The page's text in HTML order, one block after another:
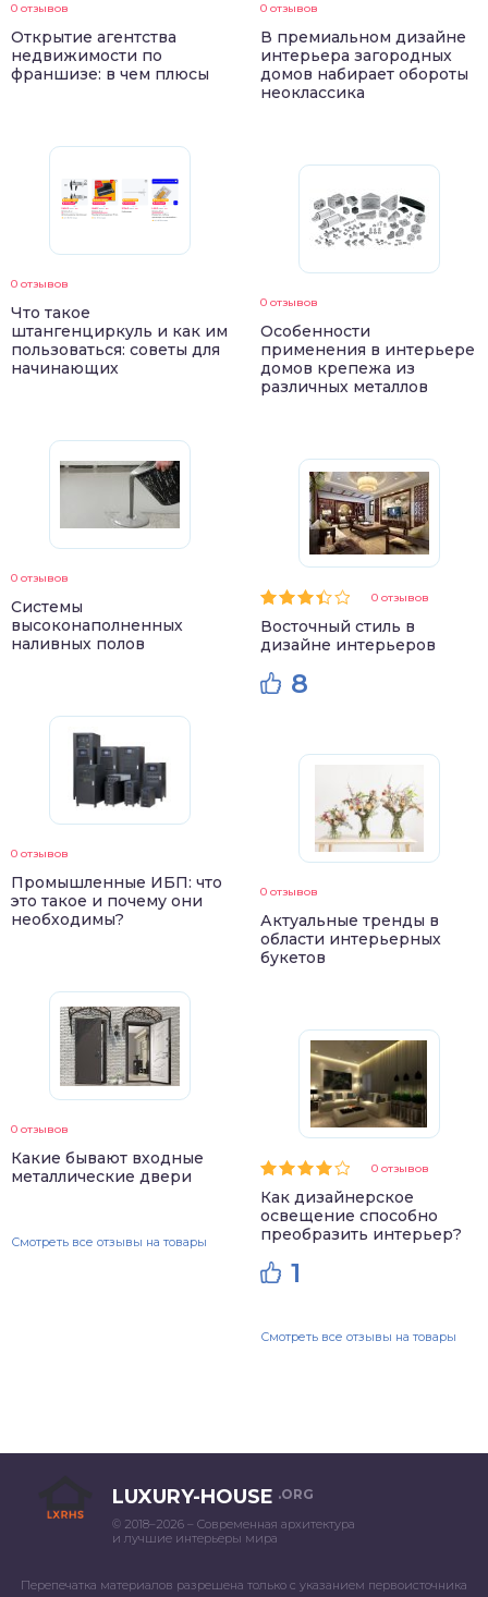
0 отзывов
Открытие агентства
недвижимости по
франшизе: в чем плюсы
0 отзывов
Что такое
штангенциркуль и как им
пользоваться: советы для
начинающих
0 отзывов
Системы
высоконаполненных
наливных полов
0 отзывов
Промышленные ИБП: что
это такое и почему они
необходимы?
0 отзывов
Какие бывают входные
металлические двери
Смотреть все отзывы на товары
0 отзывов
В премиальном дизайне
интерьера загородных
домов набирает обороты
неоклассика
0 отзывов
Особенности
применения в интерьере
домов крепежа из
различных металлов
0 отзывов
Восточный стиль в
дизайне интерьеров
8
0 отзывов
Актуальные тренды в
области интерьерных
букетов
0 отзывов
Как дизайнерское
освещение способно
преобразить интерьер?
1
Смотреть все отзывы на товары
LUXURY-HOUSE .ORG
© 2018–2026 – Современная архитектура
и лучшие интерьеры мира
Перепечатка материалов разрешена только с указанием первоисточника